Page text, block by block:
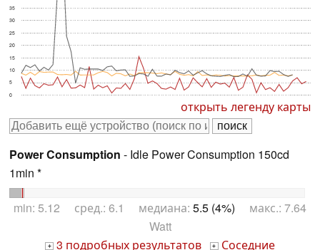
0
5
10
15
20
25
30
35
открыть легенду карты
Power Consumption - Idle Power Consumption 150cd
1min *
min: 5.12 сред.: 6.1 медиана: 5.5 (4%) макс.: 7.64
Watt
+ 3 подробных результатов + Соседние